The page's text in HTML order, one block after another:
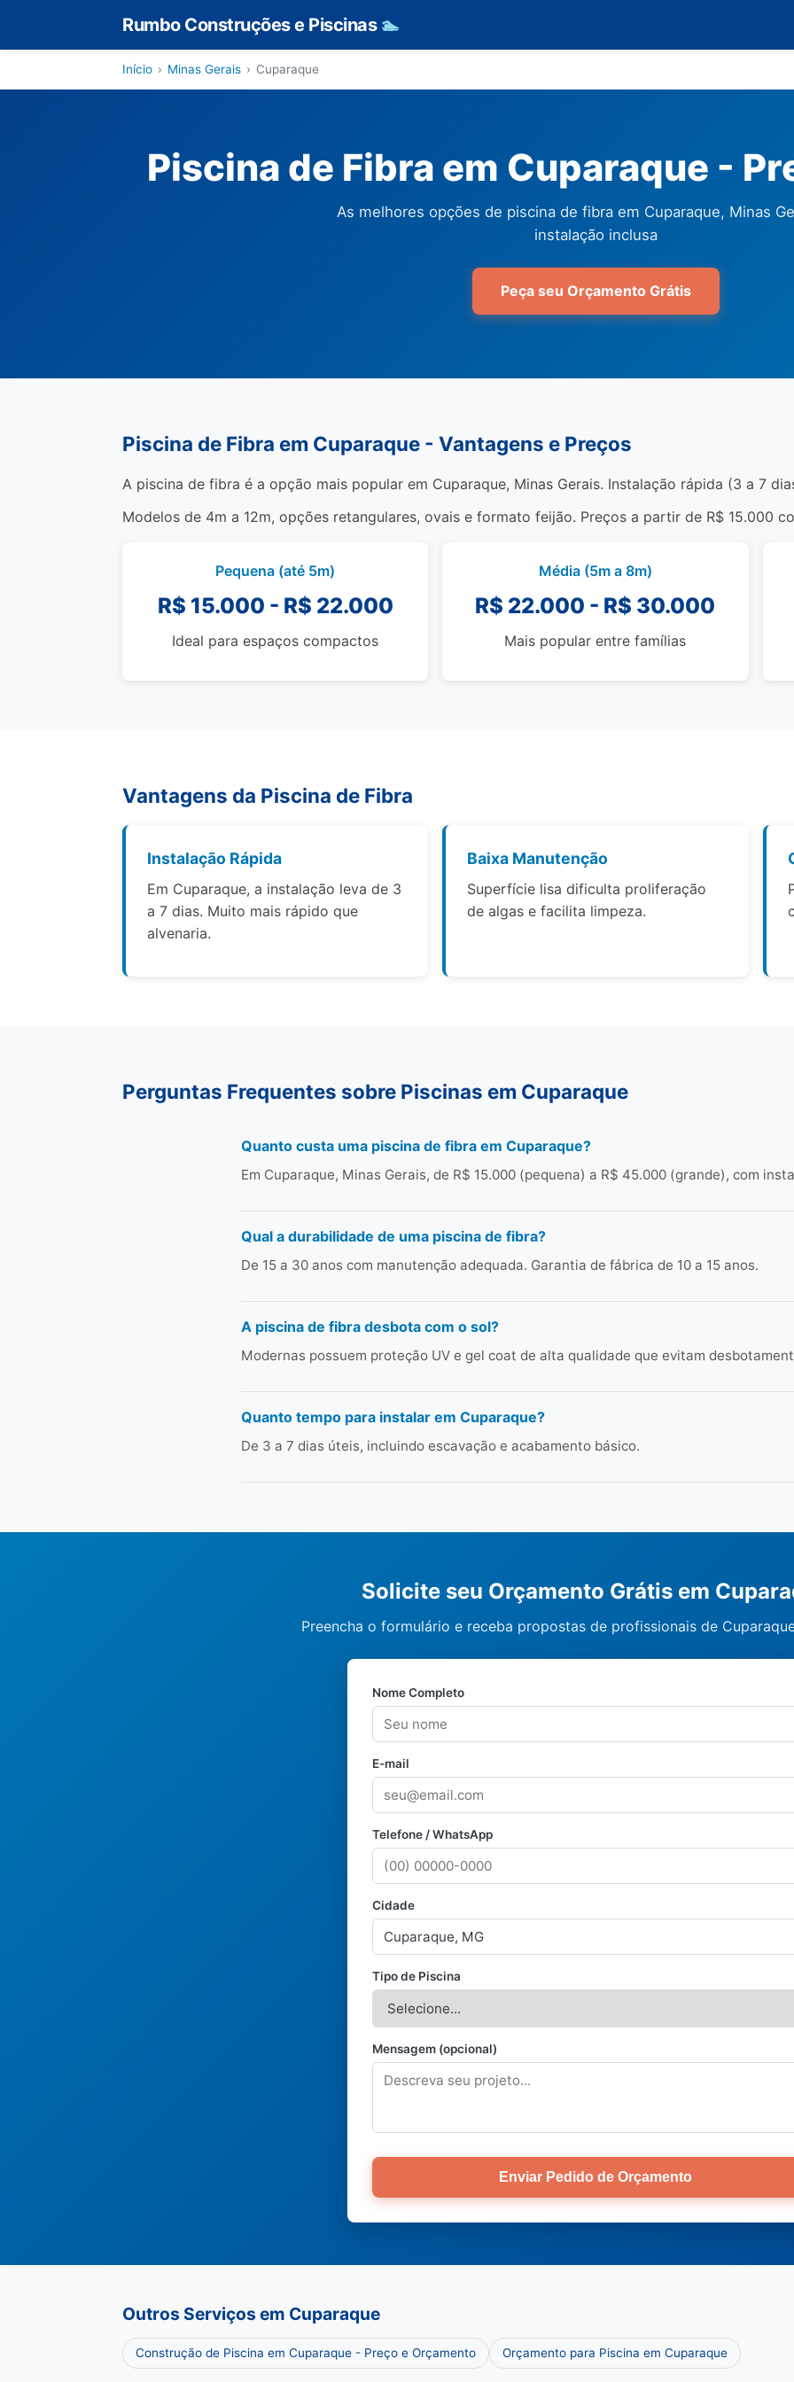
Rumbo Construções e Piscinas 🏊
Início › Minas Gerais › Cuparaque
Piscina de Fibra em Cuparaque -
As melhores opções de piscina de fibra em Cuparaque, Minas
instalação inclusa
Peça seu Orçamento Grátis
Piscina de Fibra em Cuparaque - Vantagens e Preços
A piscina de fibra é a opção mais popular em Cuparaque, Minas Gerais. Instalação rápida (3 a 7
Modelos de 4m a 12m, opções retangulares, ovais e formato feijão. Preços a partir de R$ 15.000
Pequena (até 5m)
R$ 15.000 - R$ 22.000
Ideal para espaços compactos
Média (5m a 8m)
R$ 22.000 - R$ 30.000
Mais popular entre famílias
Vantagens da Piscina de Fibra
Instalação Rápida
Em Cuparaque, a instalação leva de 3
a 7 dias. Muito mais rápido que
alvenaria.
Baixa Manutenção
Superfície lisa dificulta proliferação
de algas e facilita limpeza.
Perguntas Frequentes sobre Piscinas em Cuparaque
Quanto custa uma piscina de fibra em Cuparaque?
Em Cuparaque, Minas Gerais, de R$ 15.000 (pequena) a R$ 45.000 (grande), com
Qual a durabilidade de uma piscina de fibra?
De 15 a 30 anos com manutenção adequada. Garantia de fábrica de 10 a 15 anos.
A piscina de fibra desbota com o sol?
Modernas possuem proteção UV e gel coat de alta qualidade que evitam
Quanto tempo para instalar em Cuparaque?
De 3 a 7 dias úteis, incluindo escavação e acabamento básico.
Solicite seu Orçamento Grátis em
Preencha o formulário e receba propostas de profissionais de
Nome Completo
E-mail
Telefone / WhatsApp
Cidade
Tipo de Piscina
Mensagem (opcional)
Enviar Pedido de Orçamento
Outros Serviços em Cuparaque
Construção de Piscina em Cuparaque - Preço e Orçamento Orçamento para Piscina em Cuparaque